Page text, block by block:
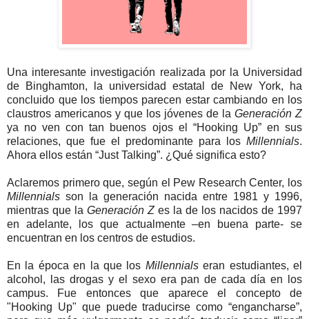
Una interesante investigación realizada por la Universidad
de Binghamton, la universidad estatal de New York, ha
concluido que los tiempos parecen estar cambiando en los
claustros americanos y que los jóvenes de la Generación Z
ya no ven con tan buenos ojos el “Hooking Up” en sus
relaciones, que fue el predominante para los Millennials.
Ahora ellos están “Just Talking”. ¿Qué significa esto?
Aclaremos primero que, según el Pew Research Center, los
Millennials son la generación nacida entre 1981 y 1996,
mientras que la Generación Z es la de los nacidos de 1997
en adelante, los que actualmente –en buena parte- se
encuentran en los centros de estudios.
En la época en la que los Millennialseran estudiantes, el
alcohol, las drogas y el sexo era pan de cada día en los
campus. Fue entonces que aparece el concepto de
"Hooking Up" que puede traducirse como “engancharse”,